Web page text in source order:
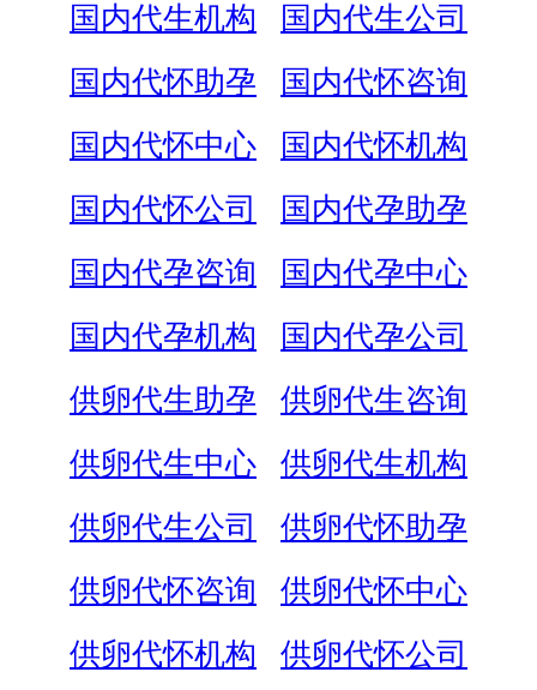
国内代生机构
国内代生公司
国内代怀助孕
国内代怀咨询
国内代怀中心
国内代怀机构
国内代怀公司
国内代孕助孕
国内代孕咨询
国内代孕中心
国内代孕机构
国内代孕公司
供卵代生助孕
供卵代生咨询
供卵代生中心
供卵代生机构
供卵代生公司
供卵代怀助孕
供卵代怀咨询
供卵代怀中心
供卵代怀机构
供卵代怀公司